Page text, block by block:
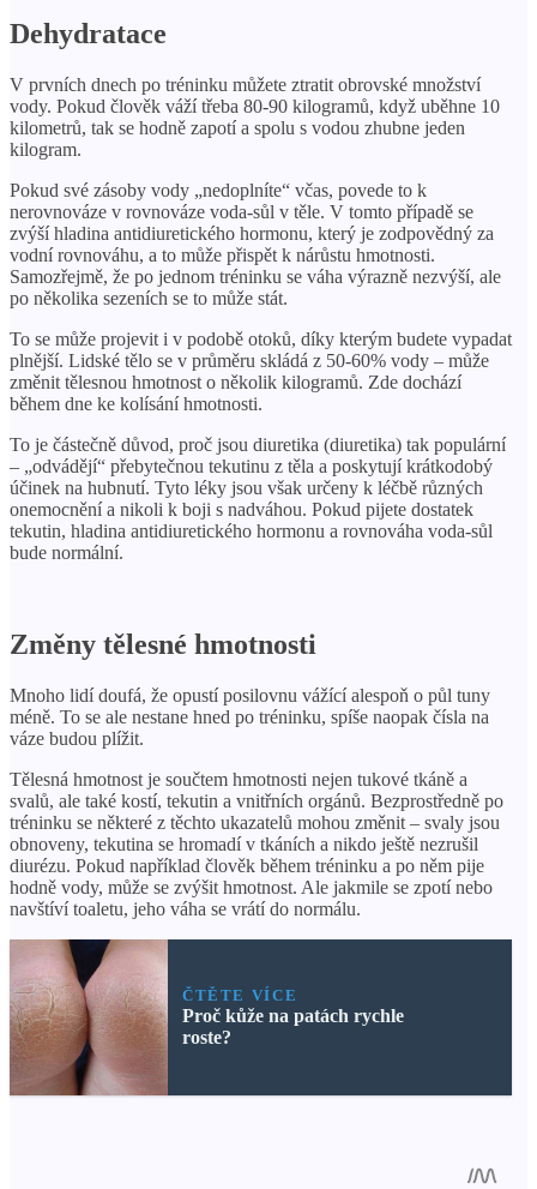
Dehydratace
V prvních dnech po tréninku můžete ztratit obrovské množství
vody. Pokud člověk váží třeba 80-90 kilogramů, když uběhne 10
kilometrů, tak se hodně zapotí a spolu s vodou zhubne jeden
kilogram.
Pokud své zásoby vody „nedoplníte“ včas, povede to k
nerovnováze v rovnováze voda-sůl v těle. V tomto případě se
zvýší hladina antidiuretického hormonu, který je zodpovědný za
vodní rovnováhu, a to může přispět k nárůstu hmotnosti.
Samozřejmě, že po jednom tréninku se váha výrazně nezvýší, ale
po několika sezeních se to může stát.
To se může projevit i v podobě otoků, díky kterým budete vypadat
plnější. Lidské tělo se v průměru skládá z 50-60% vody – může
změnit tělesnou hmotnost o několik kilogramů. Zde dochází
během dne ke kolísání hmotnosti.
To je částečně důvod, proč jsou diuretika (diuretika) tak populární
– „odvádějí“ přebytečnou tekutinu z těla a poskytují krátkodobý
účinek na hubnutí. Tyto léky jsou však určeny k léčbě různých
onemocnění a nikoli k boji s nadváhou. Pokud pijete dostatek
tekutin, hladina antidiuretického hormonu a rovnováha voda-sůl
bude normální.
Změny tělesné hmotnosti
Mnoho lidí doufá, že opustí posilovnu vážící alespoň o půl tuny
méně. To se ale nestane hned po tréninku, spíše naopak čísla na
váze budou plížit.
Tělesná hmotnost je součtem hmotnosti nejen tukové tkáně a
svalů, ale také kostí, tekutin a vnitřních orgánů. Bezprostředně po
tréninku se některé z těchto ukazatelů mohou změnit – svaly jsou
obnoveny, tekutina se hromadí v tkáních a nikdo ještě nezrušil
diurézu. Pokud například člověk během tréninku a po něm pije
hodně vody, může se zvýšit hmotnost. Ale jakmile se zpotí nebo
navštíví toaletu, jeho váha se vrátí do normálu.
ČTĚTE VÍCE
Proč kůže na patách rychle
roste?